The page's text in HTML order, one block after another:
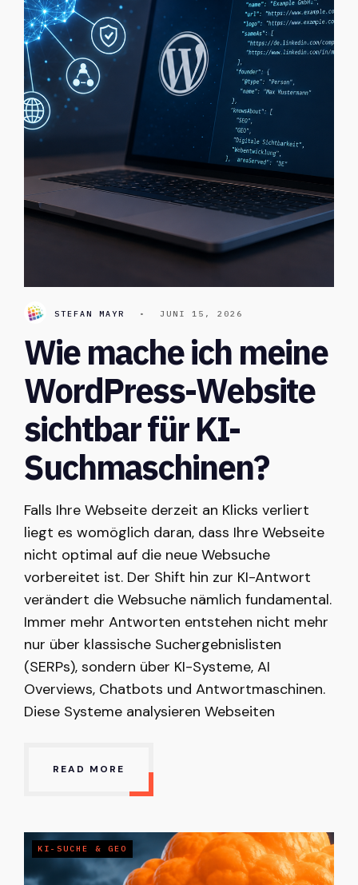
STEFAN MAYR • JUNI 15, 2026
Wie mache ich meine
WordPress-Website
sichtbar für KI-
Suchmaschinen?
Falls Ihre Webseite derzeit an Klicks verliert
liegt es womöglich daran, dass Ihre Webseite
nicht optimal auf die neue Websuche
vorbereitet ist. Der Shift hin zur KI-Antwort
verändert die Websuche nämlich fundamental.
Immer mehr Antworten entstehen nicht mehr
nur über klassische Suchergebnislisten
(SERPs), sondern über KI-Systeme, AI
Overviews, Chatbots und Antwortmaschinen.
Diese Systeme analysieren Webseiten
READ MORE
KI-SUCHE & GEO